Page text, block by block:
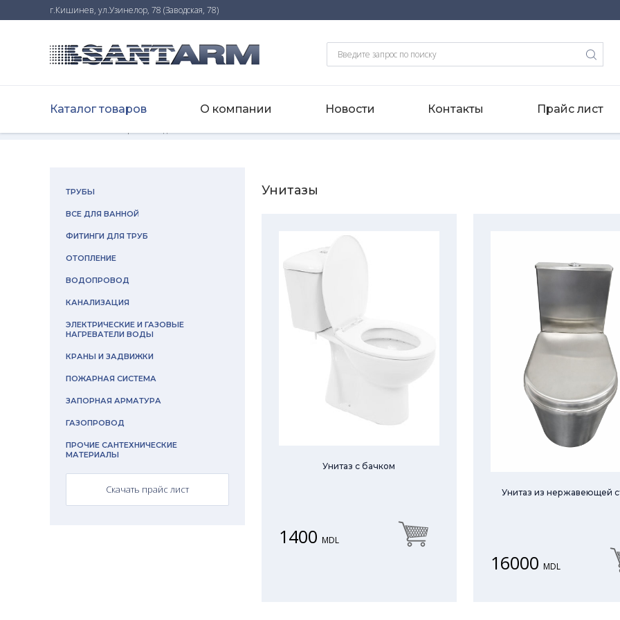
г.Кишинев, ул.Узинелор, 78 (Заводская, 78)
Каталог товаров О компании Новости Контакты Прайс лист
ТРУБЫ
ВСЕ ДЛЯ ВАННОЙ
ФИТИНГИ ДЛЯ ТРУБ
ОТОПЛЕНИЕ
ВОДОПРОВОД
КАНАЛИЗАЦИЯ
ЭЛЕКТРИЧЕСКИЕ И ГАЗОВЫЕ
НАГРЕВАТЕЛИ ВОДЫ
КРАНЫ И ЗАДВИЖКИ
ПОЖАРНАЯ СИСТЕМА
ЗАПОРНАЯ АРМАТУРА
ГАЗОПРОВОД
ПРОЧИЕ САНТЕХНИЧЕСКИЕ
МАТЕРИАЛЫ
Скачать прайс лист
Унитазы
Унитаз с бачком
1400 MDL
Унитаз из нержавеющей
16000 MDL